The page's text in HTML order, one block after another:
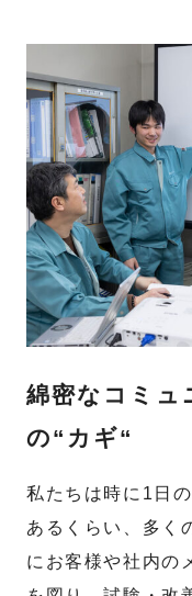
綿密なコミュ
の“カギ“
私たちは時に1日
あるくらい、多く
にお客様や社内の